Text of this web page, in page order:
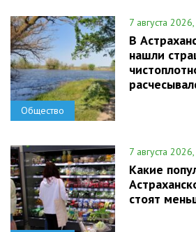
Общество
7 августа
В
нашли
7 августа
Какие
стоят